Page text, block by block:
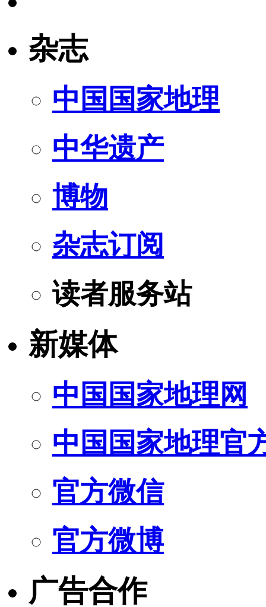
杂志
中国国家地理
中华遗产
博物
杂志订阅
读者服务站
新媒体
中国国家地理网
中国国家地理官
官方微信
官方微博
广告合作